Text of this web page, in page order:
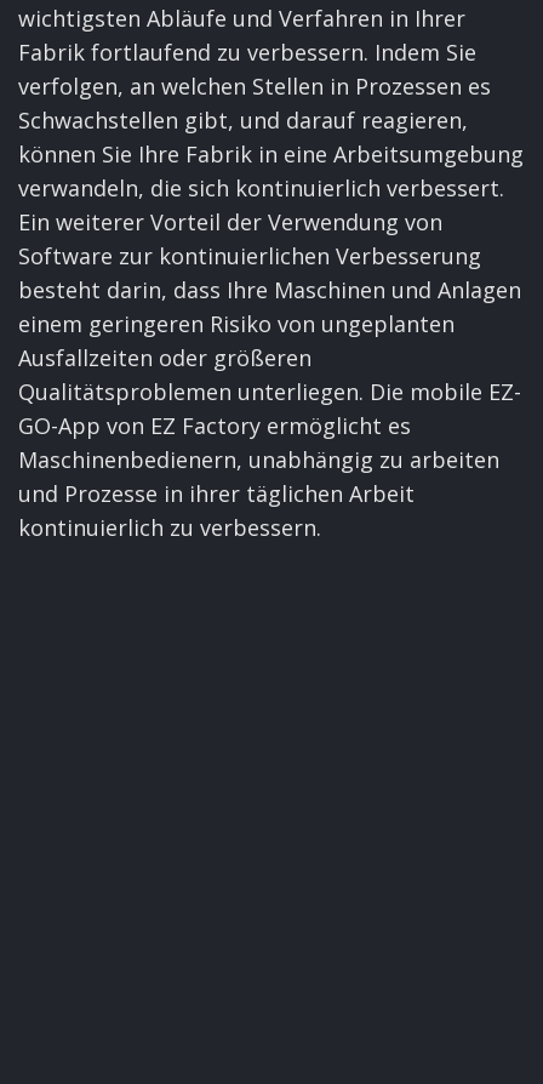
wichtigsten Abläufe und Verfahren in Ihrer
Fabrik fortlaufend zu verbessern. Indem Sie
verfolgen, an welchen Stellen in Prozessen es
Schwachstellen gibt, und darauf reagieren,
können Sie Ihre Fabrik in eine Arbeitsumgebung
verwandeln, die sich kontinuierlich verbessert.
Ein weiterer Vorteil der Verwendung von
Software zur kontinuierlichen Verbesserung
besteht darin, dass Ihre Maschinen und Anlagen
einem geringeren Risiko von ungeplanten
Ausfallzeiten oder größeren
Qualitätsproblemen unterliegen. Die mobile EZ-
GO-App von EZ Factory ermöglicht es
Maschinenbedienern, unabhängig zu arbeiten
und Prozesse in ihrer täglichen Arbeit
kontinuierlich zu verbessern.